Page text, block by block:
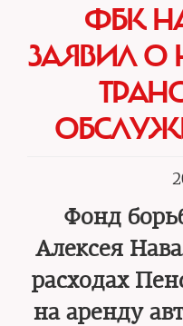
ФБК
ЗАЯВИЛ О
Фонд
Алексея
расходах
на аренду